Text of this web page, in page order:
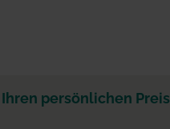
persönlichen Preis